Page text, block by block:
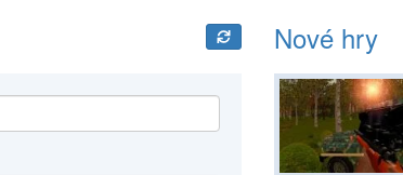
Nové hry